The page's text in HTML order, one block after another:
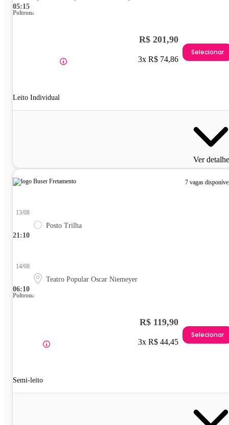
05:15
Poltrona
Leito Individual
R$ 201,90
3x R$ 74,86
Selecionar
Ver
7 vagas
21:10
13/08
Posto Trilha
06:10
14/08
Teatro Popular Oscar Niemeyer
Poltrona
Semi-leito
R$ 119,90
3x R$ 44,45
Selecionar